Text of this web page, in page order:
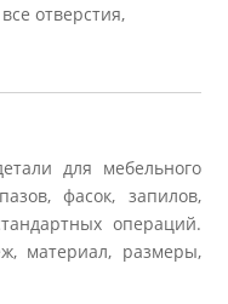
отверстия,
для мебельного
фасок, запилов,
операций.
материал, размеры,